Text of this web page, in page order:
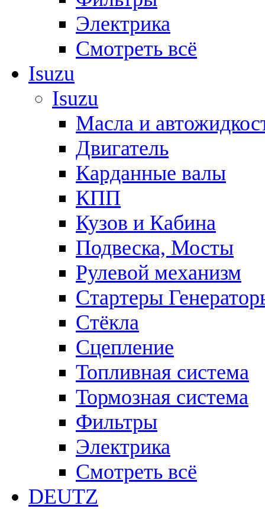
Электрика
Смотреть всё
Isuzu
Isuzu
Масла и
Двигатель
Карданные валы
КПП
Кузов и Кабина
Подвеска, Мосты
Рулевой механизм
Стартеры
Стёкла
Сцепление
Топливная система
Тормозная система
Фильтры
Электрика
Смотреть всё
DEUTZ